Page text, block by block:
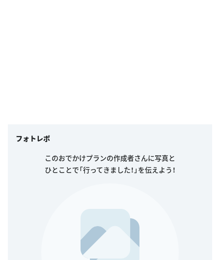
フォトレポ
このおでかけプランの作成者さんに写真と
ひとことで「行ってきました！」を伝えよう！